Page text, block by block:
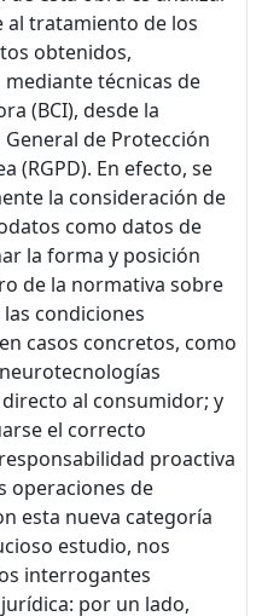
al tratamiento de los
obtenidos,
técnicas de
(BCI), desde la
de Protección
(RGPD). En efecto, se
la consideración de
como datos de
la forma y posición
de la normativa sobre
condiciones
casos concretos, como
al consumidor; y
el correcto
proactiva
operaciones de
esta nueva categoría
estudio, nos
interrogantes
por un lado,